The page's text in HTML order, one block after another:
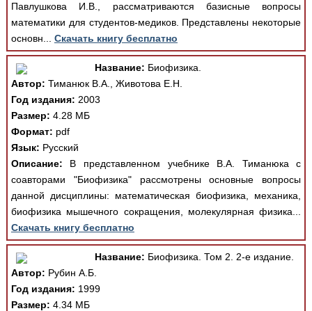
Павлушкова И.В., рассматриваются базисные вопросы
математики для студентов-медиков. Представлены некоторые
основн... Скачать книгу бесплатно
Название: Биофизика.
Автор: Тиманюк В.А., Животова Е.Н.
Год издания: 2003
Размер: 4.28 МБ
Формат: pdf
Язык: Русский
Описание: В представленном учебнике В.А. Тиманюка с
соавторами "Биофизика" рассмотрены основные вопросы
данной дисциплины: математическая биофизика, механика,
биофизика мышечного сокращения, молекулярная физика...
Скачать книгу бесплатно
Название: Биофизика. Том 2. 2-е издание.
Автор: Рубин А.Б.
Год издания: 1999
Размер: 4.34 МБ